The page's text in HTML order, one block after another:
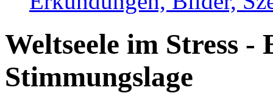
Weltseele im Stress -
Stimmungslage